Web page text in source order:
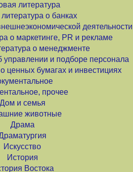
литература
о банках
деятельности
о маркетинге, PR и рекламе
о менеджменте
управлении и подборе персонала
ценных бумагах и инвестициях
прочее
Дом и семья
животные
Драма
Искусство
История
Востока